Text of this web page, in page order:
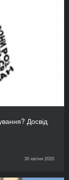
Досвід
30 квітня 2020